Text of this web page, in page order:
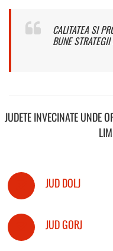
CALITATEA SI
BUNE
JUDETE INVECINATE UNDE
JUD DOLJ
JUD GORJ